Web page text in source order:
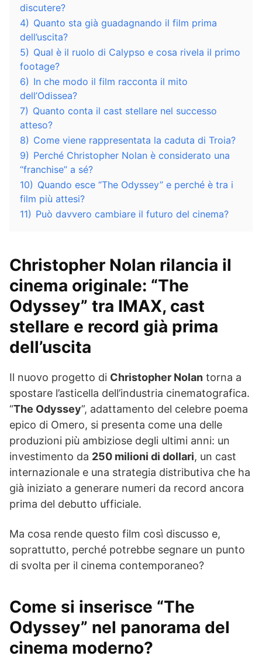
discutere?
4) Quanto sta già guadagnando il film prima
dell’uscita?
5) Qual è il ruolo di Calypso e cosa rivela il primo
footage?
6) In che modo il film racconta il mito
dell’Odissea?
7) Quanto conta il cast stellare nel successo
atteso?
8) Come viene rappresentata la caduta di Troia?
9) Perché Christopher Nolan è considerato una
“franchise” a sé?
10) Quando esce “The Odyssey” e perché è tra i
film più attesi?
11) Può davvero cambiare il futuro del cinema?
Christopher Nolan rilancia il
cinema originale: “The
Odyssey” tra IMAX, cast
stellare e record già prima
dell’uscita
Il nuovo progetto di Christopher Nolan torna a
spostare l’asticella dell’industria cinematografica.
“The Odyssey”, adattamento del celebre poema
epico di Omero, si presenta come una delle
produzioni più ambiziose degli ultimi anni: un
investimento da 250 milioni di dollari, un cast
internazionale e una strategia distributiva che ha
già iniziato a generare numeri da record ancora
prima del debutto ufficiale.
Ma cosa rende questo film così discusso e,
soprattutto, perché potrebbe segnare un punto
di svolta per il cinema contemporaneo?
Come si inserisce “The
Odyssey” nel panorama del
cinema moderno?